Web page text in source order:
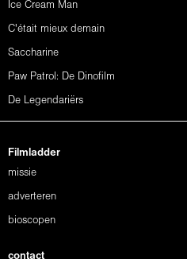
Ice Cream Man
C'était mieux demain
Saccharine
Paw Patrol: De Dinofilm
De Legendariërs
Filmladder
missie
adverteren
bioscopen
contact